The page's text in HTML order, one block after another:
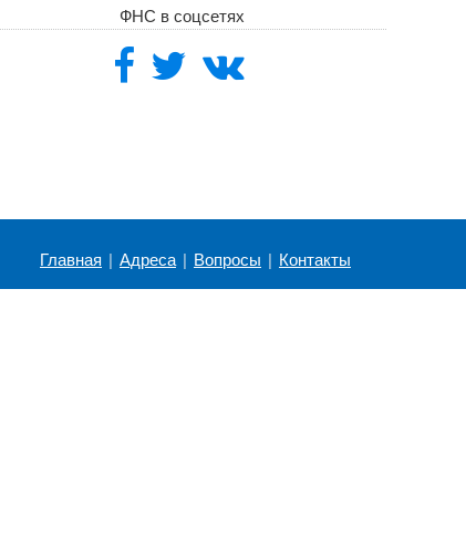
ФНС в соцсетях
Главная | Адреса | Вопросы | Контакты